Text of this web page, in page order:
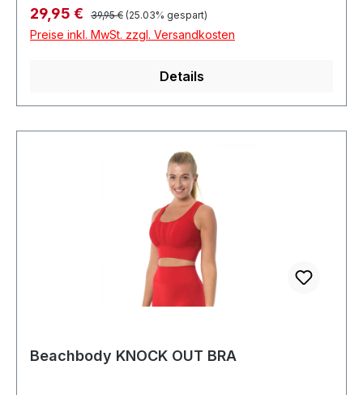
Verkaufspreis:
29,95 € Regulärer Preis:
39,95 € (25.03% gespart)
Preise inkl. MwSt. zzgl. Versandkosten
Details
Beachbody KNOCK OUT BRA